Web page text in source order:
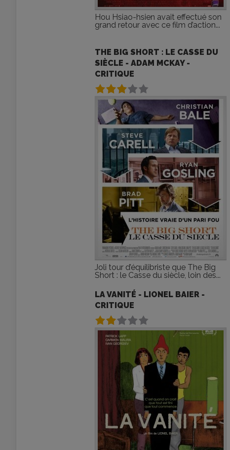
Hou Hsiao-hsien avait effectué son
grand retour avec ce film d’action...
THE BIG SHORT : LE CASSE DU
SIÈCLE - ADAM MCKAY -
CRITIQUE
Joli tour d’équilibriste que The Big
Short : le Casse du siècle, loin des...
LA VANITÉ - LIONEL BAIER -
CRITIQUE